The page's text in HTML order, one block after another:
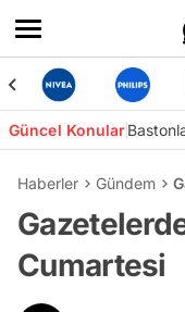
Güncel Konular
Haberler Gündem
Cumartesi